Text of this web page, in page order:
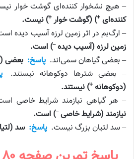
– هیچ نشخوار کننده‌ای گوشت خوار
کننده‌ای +) (گوشت خوار +) نیست.
– ارگ‌بم در اثر زمین لرزه آسیب دیده
زمین لرزه (آسیب دیده –) است.
– بعضی گیاهان سمی‌اند. پاسخ: بعضی
– بعضی شترها دوکوهانه نیستند.
(دوکوهانه +) نیستند.
– هر گیاهی نیازمند شرایط خاصی
نیازمند (شرایط خاصی –) است.
– سد لتیان بزرگ نیست. پاسخ: سد